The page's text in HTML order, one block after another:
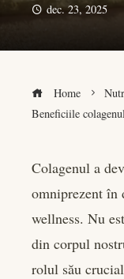
dec. 23, 2025
Home
Beneficiile
Colagenul a
omniprezent în
wellness. Nu
din corpul
rolul său